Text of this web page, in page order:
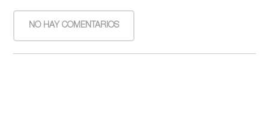
NO HAY COMENTARIOS